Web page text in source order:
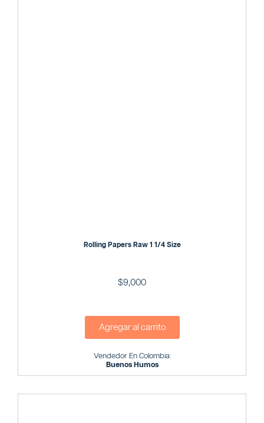
Rolling Papers Raw 1 1/4 Size
$9,000
Agregar al carrito
Vendedor En Colombia:
Buenos Humos